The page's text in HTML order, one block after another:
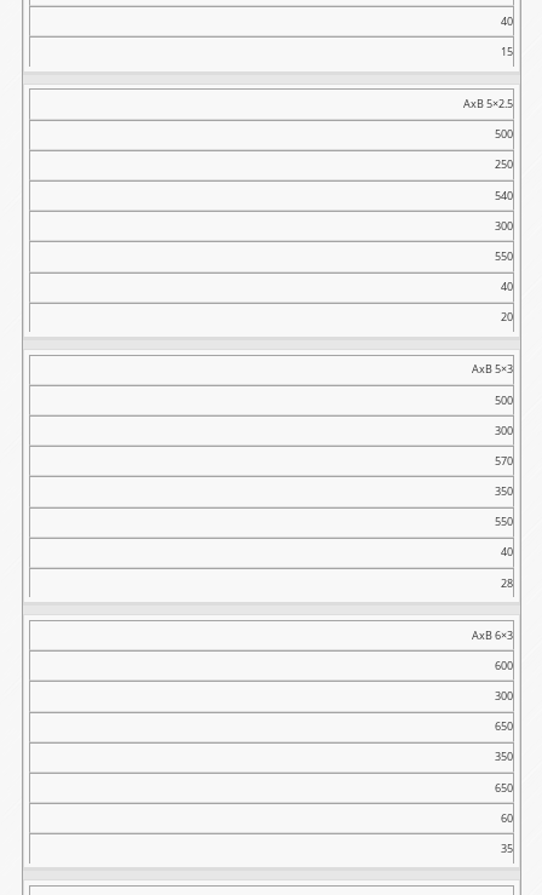
E
kg
40
15
AxB 5×2.5
500
250
540
300
550
40
20
AxB 5×3
500
300
570
350
550
40
28
AxB 6×3
600
300
650
350
650
60
35